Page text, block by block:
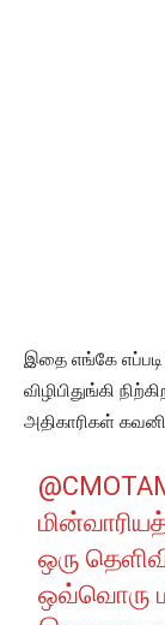
இதை எங்கே
விழிபிதுங்கி
அதிகாரிகள்
ஒரு
ஒவ்வொரு